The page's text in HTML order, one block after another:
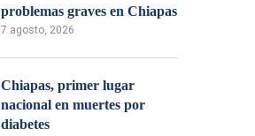
problemas graves en Chiapas
7 agosto, 2026
Chiapas, primer lugar
nacional en muertes por
diabetes